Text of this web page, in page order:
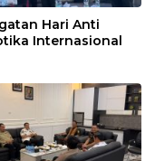
Hari Anti
Internasional